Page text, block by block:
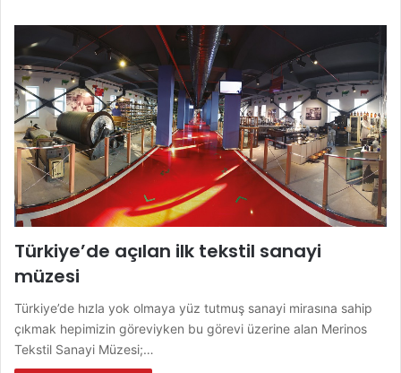
Türkiye’de açılan ilk tekstil sanayi
müzesi
Türkiye’de hızla yok olmaya yüz tutmuş sanayi mirasına sahip
çıkmak hepimizin göreviyken bu görevi üzerine alan Merinos
Tekstil Sanayi Müzesi;…